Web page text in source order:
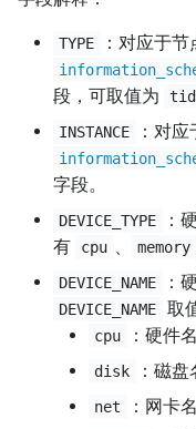
TYPE ：对应于
段，可取值为
INSTANCE ：对
字段。
DEVICE_TYPE
：
有
cpu 、 memory
DEVICE_NAME ：
DEVICE_NAME 取
cpu ：硬件
disk ：磁盘
net ：网卡名